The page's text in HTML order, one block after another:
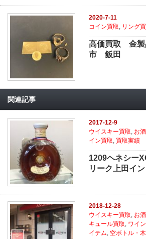
2020-7-11
コイン買取, リング
高価買取 金
市 飯田
関連記事
2017-12-9
ウイスキー買取, お
イン買取, 買取実績
1209ヘネシー
リーク上田イ
2018-12-28
ウイスキー買取 お
キュール買取 ワイ
イテム 空ボトル・